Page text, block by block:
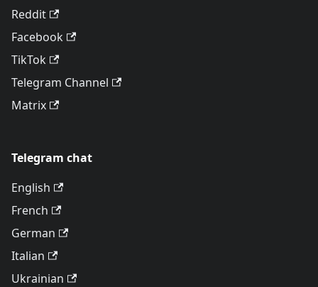
Reddit
Facebook
TikTok
Telegram Channel
Matrix
Telegram chat
English
French
German
Italian
Ukrainian